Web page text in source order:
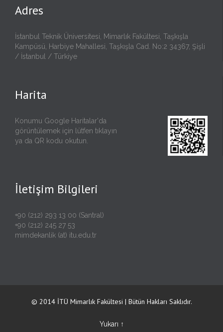
Adres
İstanbul Teknik Üniversitesi, Mimarlık Fakültesi, Taşkışla
Kampüsü, Harbiye Mahallesi, Taşkışla Cad. No:2 34367, Şişli
/ İstanbul / Türkiye
Harita
Konumu Google Haritalar'da
görüntülemek için lütfen tıklayın
ya da QR kodu okutun.
İletişim Bilgileri
+90 (212) 293 13 00 (Santral)
+90 (212) 245 27 53
mimdekanlik (at) itu.edu.tr
© 2014 İTÜ Mimarlık Fakültesi | Bütün Hakları Saklıdır.
Yukarı ↑